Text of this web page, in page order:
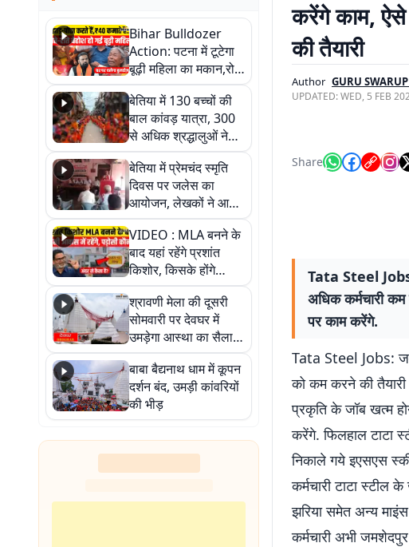
Bihar Bulldozer
Action: पटना में टूटेगा
बूढ़ी महिला का मकान,रोते
रोते हुई बेहोश; वीडियो में
देखिए पूरा मामला
बेतिया में 130 बच्चों की
बाल कांवड़ यात्रा, 300
से अधिक श्रद्धालुओं ने
लिया हिस्सा
बेतिया में प्रेमचंद स्मृति
दिवस पर जलेस का
आयोजन, लेखकों ने आम
जनता को जागरूक करने
का लिया संकल्प
VIDEO : MLA बनने के
बाद यहां रहेंगे प्रशांत
किशोर, किसके होंगे
पड़ोसी? वीडियो में देखिए
कैसा है पीके का नया
ठिकाना
श्रावणी मेला की दूसरी
सोमवारी पर देवघर में
उमड़ेगा आस्था का सैलाब,
तीन लाख से अधिक
श्रद्धालुओं के पहुंचने का
अनुमान
बाबा बैद्यनाथ धाम में कूपन
दर्शन बंद, उमड़ी कांवरियों
की भीड़
करेंगे काम, ऐसे
की तैयारी
Author GURU
UPDATED:WED, 5 FEB
Share
Tata Steel Jobs:
अधिक कर्मचारी कम
पर काम करेंगे.
Tata Steel Jobs:
को कम करने की तैयारी
प्रकृति के जॉब खत्म
करेंगे. फिलहाल टाटा
निकाले गये इएसएस
कर्मचारी टाटा स्टील
झरिया समेत अन्य
कर्मचारी अभी